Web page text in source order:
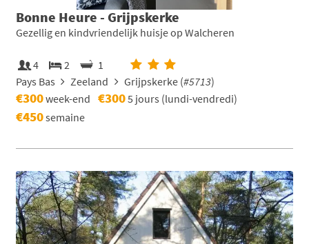
Bonne Heure - Grijpskerke
Gezellig en kindvriendelijk huisje op Walcheren
4 2
1
Pays Bas
Zeeland Grijpskerke (#5713)
€300week-end €3005 jours (lundi-vendredi)
€450semaine